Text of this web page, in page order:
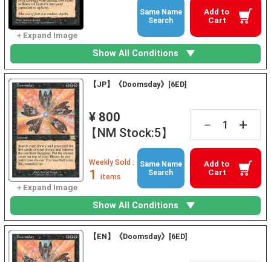
Add to
Cart
Same Name
Search
Show All Conditions
【JP】《Doomsday》[6ED]
¥ 800
【NM Stock:5】
－ +
Add to
Cart
Weekly Sold :
1 items
Same Name
Search
Show All Conditions
【EN】《Doomsday》[6ED]